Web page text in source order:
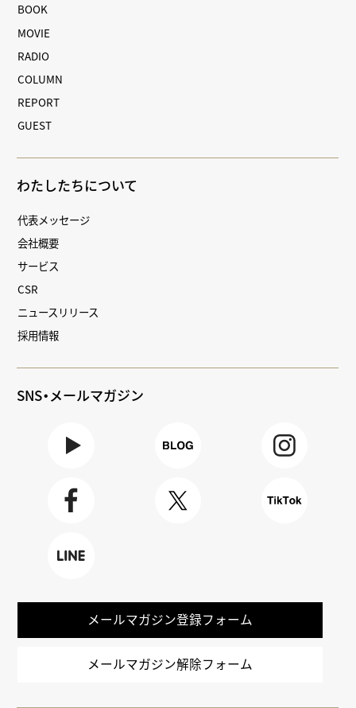
BOOK
MOVIE
RADIO
COLUMN
REPORT
GUEST
わたしたちについて
代表メッセージ
会社概要
サービス
CSR
ニュースリリース
採用情報
SNS・メールマガジン
メールマガジン登録フォーム
メールマガジン解除フォーム